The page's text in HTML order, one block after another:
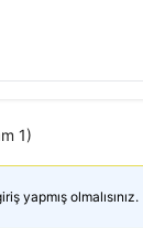
1)
yapmış olmalısınız.